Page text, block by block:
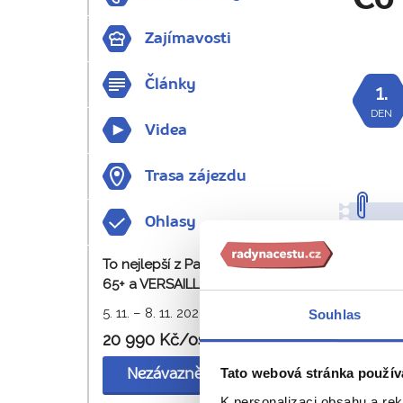
Souhlas
Tato webová stránka
Zajímavosti
Články
Videa
Trasa zájezdu
Ohlasy
To nejlepší z Paříže nejen pro
65+ a VERSAILLES
5. 11. – 8. 11. 2026
20 990 Kč/os.
Nezávazně rezervovat
1.
DEN
DEN